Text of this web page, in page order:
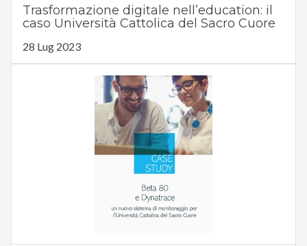
Trasformazione digitale nell’education: il
caso Università Cattolica del Sacro Cuore
28 Lug 2023